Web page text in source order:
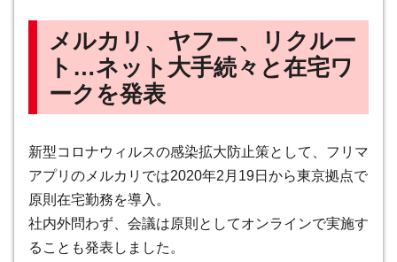
メルカリ、ヤフー、リクルー
ト…ネット大手続々と在宅ワ
ークを発表
新型コロナウィルスの感染拡大防止策として、フリマ
アプリのメルカリでは2020年2月19日から東京拠点で
原則在宅勤務を導入。
社内外問わず、会議は原則としてオンラインで実施す
ることも発表しました。